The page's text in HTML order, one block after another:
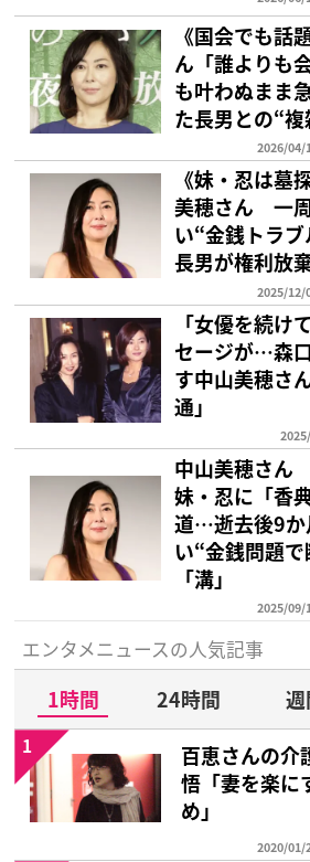
《国会でも話
ん「誰よりも
も叶わぬまま
た長男との“
2026/04/
《妹・忍は墓
美穂さん 一
い“金銭トラ
長男が権利放
2025/12/
「女優を続け
セージが…森
す中山美穂さ
通」
中山美穂さん
妹・忍に「香
道…逝去後9か
い“金銭問題
「溝」
2025/09/
エンタメニュースの人気記事
1時間 24時間
百恵さんの介
悟「妻を楽に
め」
2020/01/
1